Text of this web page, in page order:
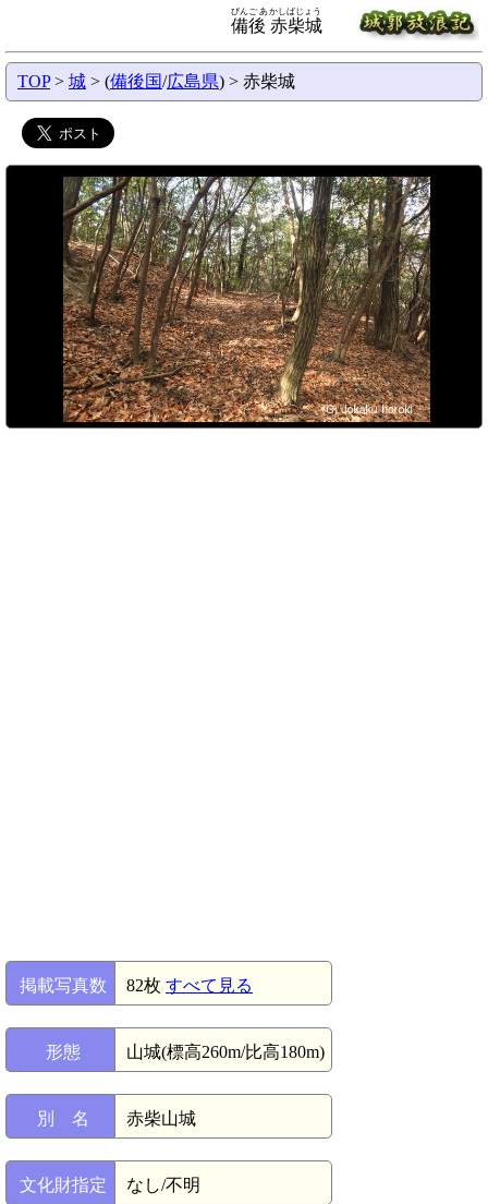
備後 赤柴城
びんご あかしばじょう
TOP> 城 > (備後国/広島県) > 赤柴城
掲載写真数 82枚 すべて見る
形態 山城(標高260m/比高180m)
別 名 赤柴山城
文化財指定 なし/不明